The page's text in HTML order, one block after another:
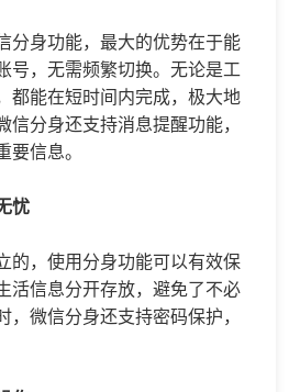
分身功能，最大的优势在于能
号，无需频繁切换。无论是工
都能在短时间内完成，极大地
分身还支持消息提醒功能，
信息。
忧
的，使用分身功能可以有效保
活信息分开存放，避免了不必
微信分身还支持密码保护，